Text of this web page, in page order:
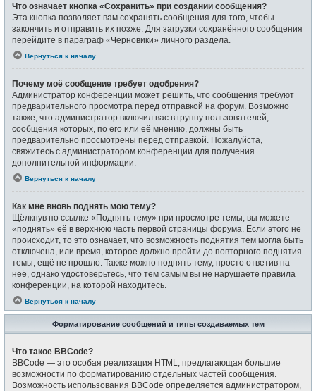
Что означает кнопка «Сохранить» при создании сообщения?
Эта кнопка позволяет вам сохранять сообщения для того, чтобы
закончить и отправить их позже. Для загрузки сохранённого сообщения
перейдите в параграф «Черновики» личного раздела.
Вернуться к началу
Почему моё сообщение требует одобрения?
Администратор конференции может решить, что сообщения требуют
предварительного просмотра перед отправкой на форум. Возможно
также, что администратор включил вас в группу пользователей,
сообщения которых, по его или её мнению, должны быть
предварительно просмотрены перед отправкой. Пожалуйста,
свяжитесь с администратором конференции для получения
дополнительной информации.
Вернуться к началу
Как мне вновь поднять мою тему?
Щёлкнув по ссылке «Поднять тему» при просмотре темы, вы можете
«поднять» её в верхнюю часть первой страницы форума. Если этого не
происходит, то это означает, что возможность поднятия тем могла быть
отключена, или время, которое должно пройти до повторного поднятия
темы, ещё не прошло. Также можно поднять тему, просто ответив на
неё, однако удостоверьтесь, что тем самым вы не нарушаете правила
конференции, на которой находитесь.
Вернуться к началу
Форматирование сообщений и типы создаваемых тем
Что такое BBCode?
BBCode — это особая реализация HTML, предлагающая большие
возможности по форматированию отдельных частей сообщения.
Возможность использования BBCode определяется администратором,